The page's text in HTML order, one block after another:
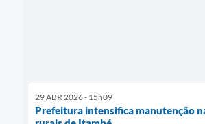
29 ABR 2026 - 15h09
Prefeitura intensifica manutenção